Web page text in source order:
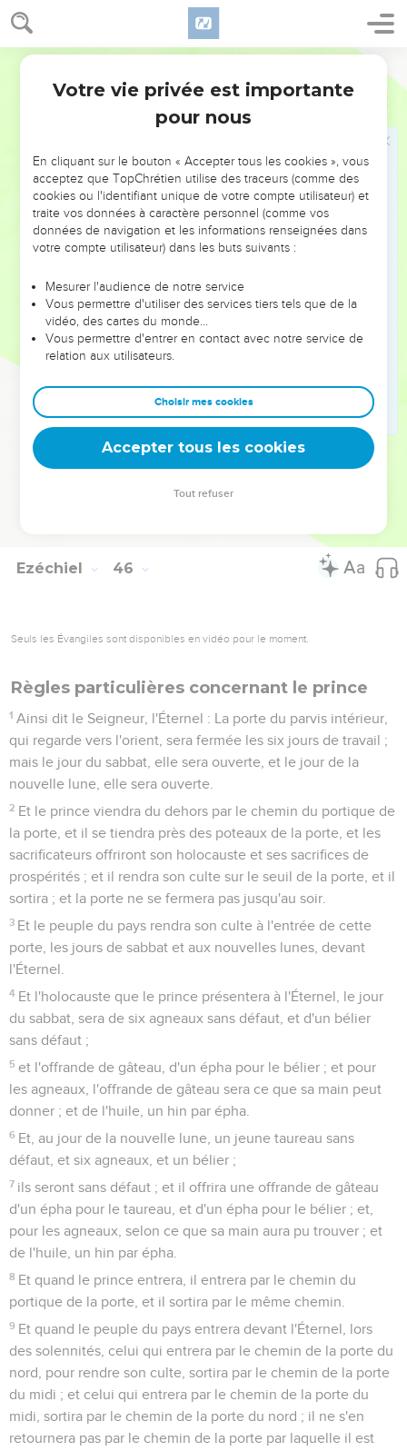
Ezéchiel 45
19 Et le sacrificateur prendra du sang du sacrifice pour le
péché, et en mettra sur les poteaux de la maison, et sur les
quatre coins de la banquette de l'autel, et sur les poteaux de
la porte du parvis intérieur.
Et tu feras ainsi, le septième jour du mois, pour celui qui
pèche par erreur, et pour le simple, et vous ferez propitiation
pour la maison.
Au premier mois, le quatorzième jour du mois, sera pour
vous la Pâque, une fête de sept jours ; on mangera des pains
sans levain.
Et le prince offrira en ce jour-là, pour lui-même et pour
péché.
Et, les sept jours de la fête, il offrira à l'Éternel, comme
holocauste, sept taureaux et sept béliers sans défaut,
chaque jour, les sept jours ; et, en sacrifice pour le péché, un
bouc, chaque jour.
Et il offrira, comme offrande de gâteau, un épha par
taureau, et un épha par bélier, et de l'huile, un hin par épha.
Au septième mois, le quinzième jour du mois, à la fête, il
fera selon ces ordonnances, sept jours, quant au sacrifice
Ezéchiel 46
Seuls les Évangiles sont disponibles en vidéo pour le moment.
Règles particulières concernant le prince
1 Ainsi dit le Seigneur, l'Éternel : La porte du parvis intérieur,
qui regarde vers l'orient, sera fermée les six jours de travail ;
mais le jour du sabbat, elle sera ouverte, et le jour de la
nouvelle lune, elle sera ouverte.
2 Et le prince viendra du dehors par le chemin du portique de
la porte, et il se tiendra près des poteaux de la porte, et les
sacrificateurs offriront son holocauste et ses sacrifices de
prospérités ; et il rendra son culte sur le seuil de la porte, et il
sortira ; et la porte ne se fermera pas jusqu'au soir.
3 Et le peuple du pays rendra son culte à l'entrée de cette
porte, les jours de sabbat et aux nouvelles lunes, devant
l'Éternel.
4 Et l'holocauste que le prince présentera à l'Éternel, le jour
du sabbat, sera de six agneaux sans défaut, et d'un bélier
sans défaut ;
5 et l'offrande de gâteau, d'un épha pour le bélier ; et pour
les agneaux, l'offrande de gâteau sera ce que sa main peut
donner ; et de l'huile, un hin par épha.
6 Et, au jour de la nouvelle lune, un jeune taureau sans
défaut, et six agneaux, et un bélier ;
7 ils seront sans défaut ; et il offrira une offrande de gâteau
d'un épha pour le taureau, et d'un épha pour le bélier ; et,
pour les agneaux, selon ce que sa main aura pu trouver ; et
de l'huile, un hin par épha.
8 Et quand le prince entrera, il entrera par le chemin du
portique de la porte, et il sortira par le même chemin.
9 Et quand le peuple du pays entrera devant l'Éternel, lors
des solennités, celui qui entrera par le chemin de la porte du
nord, pour rendre son culte, sortira par le chemin de la porte
du midi ; et celui qui entrera par le chemin de la porte du
midi, sortira par le chemin de la porte du nord ; il ne s'en
retournera pas par le chemin de la porte par laquelle il est
Votre vie privée est importante
pour nous
En cliquant sur le bouton « Accepter tous les cookies », vous
acceptez que TopChrétien utilise des traceurs (comme des
cookies ou l'identifiant unique de votre compte utilisateur) et
traite vos données à caractère personnel (comme vos
données de navigation et les informations renseignées dans
votre compte utilisateur) dans les buts suivants :
Mesurer l'audience de notre service
Vous permettre d'utiliser des services tiers tels que de la
vidéo, des cartes du monde…
Vous permettre d'entrer en contact avec notre service de
relation aux utilisateurs.
Choisir mes cookies
Accepter tous les cookies
Tout refuser